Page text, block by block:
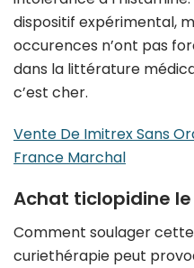
dispositif expérimental,
occurences n’ont pas
dans la littérature
c’est cher.
Vente De Imitrex Sans
France Marchal
Achat ticlopidine
Comment soulager
curiethérapie peut